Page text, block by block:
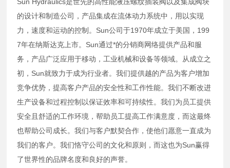
的设计和制造公司，产品集成在流体动力系统中，用以实现
力，速度和运动的控制。Sun公司于1970年成立于美国，199
7年在纳斯达克上市。Sun通过*的分销商网络提供产品和服
务，产品广泛应用于移动，工业机械和设备等领域。从成立之
初，Sun就致力于成为行业者。我们提供越的产品为客户增加
竞争优势，提高客户产品的安全性和工作性能。我们不断改进
生产设备和过程控制以保证效率和可持续性。我们为员工提供
安全且舒适的工作环境，帮助员工提高工作满意度，而这最终
也帮助公司成长。我们与客户默契合作，使他们愿意一直成为
我们的客户。我们恪守公司的文化和原则，而这也为Sun赢得
了世界性的品牌名度和良好的声誉。